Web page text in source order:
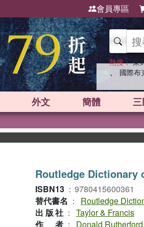
會員專區
熱搜： 東
、 國際布
外文 簡體
Routledge Dictionary
ISBN13 ： 9780415600361
替代書名 ：
Routledge
出版社 ： Taylor & Francis
作者 ：
Donald Rutherford